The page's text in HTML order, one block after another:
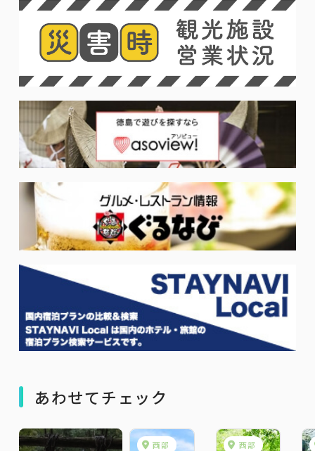
あわせてチェック
西部 西部